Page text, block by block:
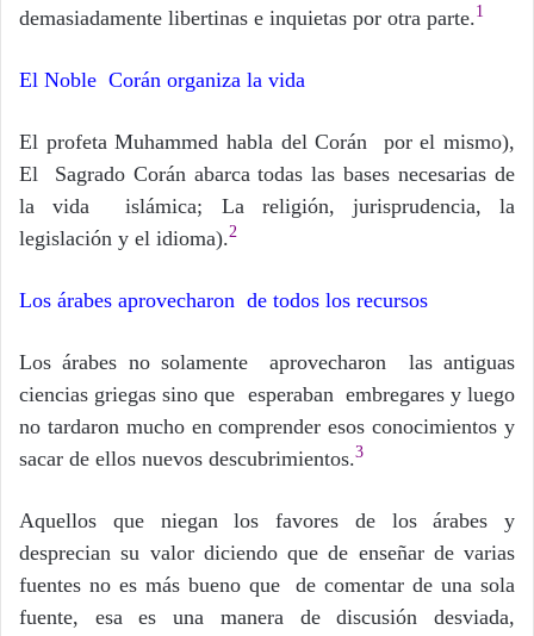
demasiadamente libertinas e inquietas por otra parte.1
El Noble Corán organiza la vida
El profeta Muhammed habla del Corán por el mismo),
El Sagrado Corán abarca todas las bases necesarias de
la vida islámica; La religión, jurisprudencia, la
legislación y el idioma).2
Los árabes aprovecharon de todos los recursos
Los árabes no solamente aprovecharon las antiguas
ciencias griegas sino que esperaban embregares y luego
no tardaron mucho en comprender esos conocimientos y
sacar de ellos nuevos descubrimientos.3
Aquellos que niegan los favores de los árabes y
desprecian su valor diciendo que de enseñar de varias
fuentes no es más bueno que de comentar de una sola
fuente, esa es una manera de discusión desviada,